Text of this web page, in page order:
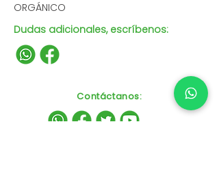
ORGÁNICO
Dudas adicionales, escríbenos:
Contáctanos: